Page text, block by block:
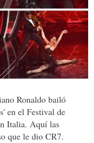
Ronaldo bailó
en el Festival de
Italia. Aquí las
que le dio CR7.